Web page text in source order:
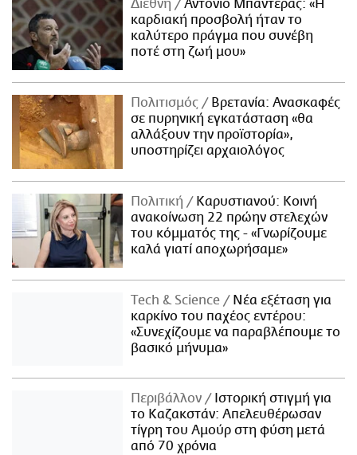
Διεθνή
Αντόνιο Μπαντέρας: «Η
καρδιακή προσβολή ήταν το
καλύτερο πράγμα που συνέβη
ποτέ στη ζωή μου»
Πολιτισμός
Βρετανία: Ανασκαφές
σε πυρηνική εγκατάσταση «θα
αλλάξουν την προϊστορία»,
υποστηρίζει αρχαιολόγος
Πολιτική
Καρυστιανού: Κοινή
ανακοίνωση 22 πρώην στελεχών
του κόμματός της - «Γνωρίζουμε
καλά γιατί αποχωρήσαμε»
Τech & Science
Νέα εξέταση για
καρκίνο του παχέος εντέρου:
«Συνεχίζουμε να παραβλέπουμε το
βασικό μήνυμα»
Περιβάλλον
Ιστορική στιγμή για
το Καζακστάν: Απελευθέρωσαν
τίγρη του Αμούρ στη φύση μετά
από 70 χρόνια